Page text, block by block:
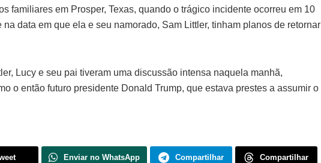
familiares em Prosper, Texas, quando o trágico incidente ocorreu em 10
data em que ela e seu namorado, Sam Littler, tinham planos de retornar
Lucy e seu pai tiveram uma discussão intensa naquela manhã,
o então futuro presidente Donald Trump, que estava prestes a assumir o
Enviar no WhatsApp Compartilhar Compartilhar